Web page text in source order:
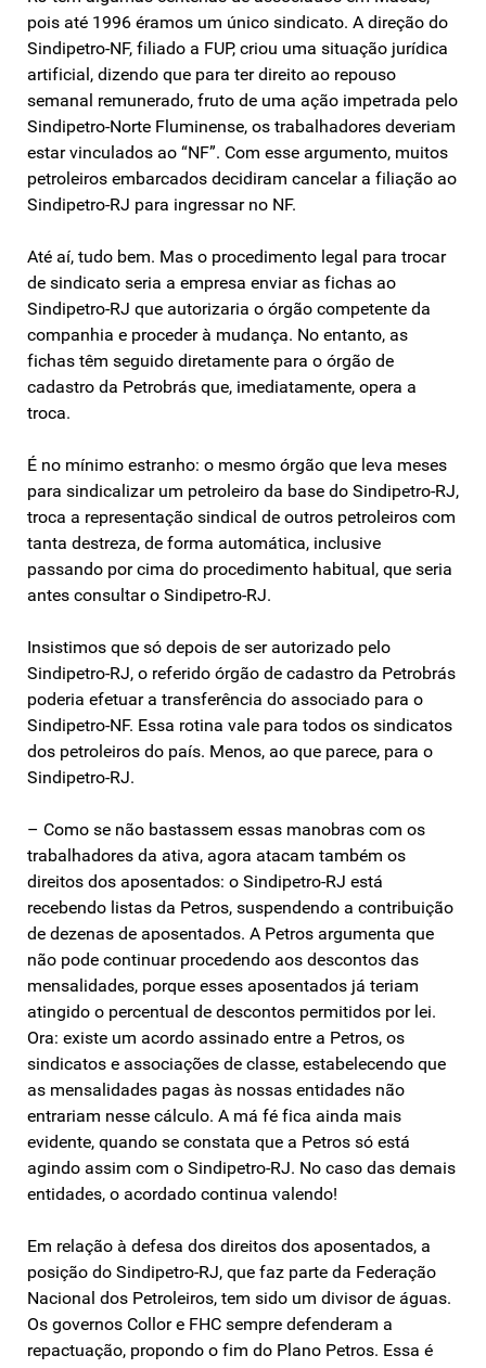
pois até 1996 éramos um único sindicato. A direção do
Sindipetro-NF, filiado a FUP, criou uma situação jurídica
artificial, dizendo que para ter direito ao repouso
semanal remunerado, fruto de uma ação impetrada pelo
Sindipetro-Norte Fluminense, os trabalhadores deveriam
estar vinculados ao “NF”. Com esse argumento, muitos
petroleiros embarcados decidiram cancelar a filiação ao
Sindipetro-RJ para ingressar no NF.
Até aí, tudo bem. Mas o procedimento legal para trocar
de sindicato seria a empresa enviar as fichas ao
Sindipetro-RJ que autorizaria o órgão competente da
companhia e proceder à mudança. No entanto, as
fichas têm seguido diretamente para o órgão de
cadastro da Petrobrás que, imediatamente, opera a
troca.
É no mínimo estranho: o mesmo órgão que leva meses
para sindicalizar um petroleiro da base do Sindipetro-RJ,
troca a representação sindical de outros petroleiros com
tanta destreza, de forma automática, inclusive
passando por cima do procedimento habitual, que seria
antes consultar o Sindipetro-RJ.
Insistimos que só depois de ser autorizado pelo
Sindipetro-RJ, o referido órgão de cadastro da Petrobrás
poderia efetuar a transferência do associado para o
Sindipetro-NF. Essa rotina vale para todos os sindicatos
dos petroleiros do país. Menos, ao que parece, para o
Sindipetro-RJ.
– Como se não bastassem essas manobras com os
trabalhadores da ativa, agora atacam também os
direitos dos aposentados: o Sindipetro-RJ está
recebendo listas da Petros, suspendendo a contribuição
de dezenas de aposentados. A Petros argumenta que
não pode continuar procedendo aos descontos das
mensalidades, porque esses aposentados já teriam
atingido o percentual de descontos permitidos por lei.
Ora: existe um acordo assinado entre a Petros, os
sindicatos e associações de classe, estabelecendo que
as mensalidades pagas às nossas entidades não
entrariam nesse cálculo. A má fé fica ainda mais
evidente, quando se constata que a Petros só está
agindo assim com o Sindipetro-RJ. No caso das demais
entidades, o acordado continua valendo!
Em relação à defesa dos direitos dos aposentados, a
posição do Sindipetro-RJ, que faz parte da Federação
Nacional dos Petroleiros, tem sido um divisor de águas.
Os governos Collor e FHC sempre defenderam a
repactuação, propondo o fim do Plano Petros. Essa é